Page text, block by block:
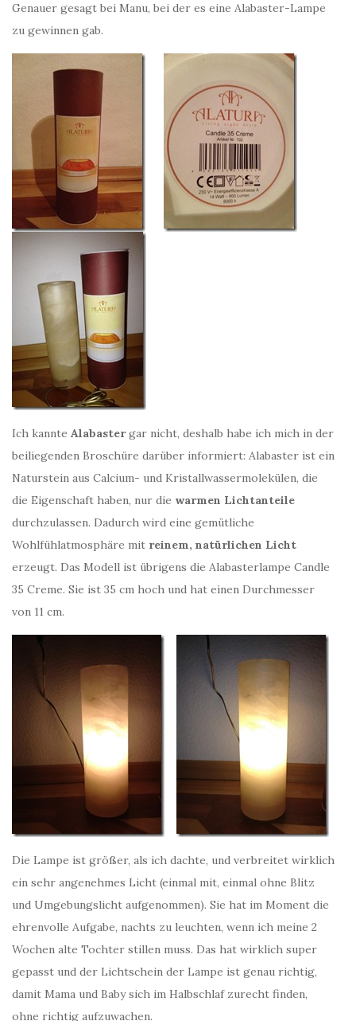
Genauer gesagt bei Manu, bei der es eine Alabaster-Lampe
zu gewinnen gab.
Ich kannte Alabastergar nicht, deshalb habe ich mich in der
beiliegenden Broschüre darüber informiert: Alabaster ist ein
Naturstein aus Calcium- und Kristallwassermolekülen, die
die Eigenschaft haben, nur die warmen Lichtanteile
durchzulassen. Dadurch wird eine gemütliche
Wohlfühlatmosphäre mit reinem, natürlichen Licht
erzeugt. Das Modell ist übrigens die Alabasterlampe Candle
35 Creme. Sie ist 35 cm hoch und hat einen Durchmesser
von 11 cm.
Die Lampe ist größer, als ich dachte, und verbreitet wirklich
ein sehr angenehmes Licht (einmal mit, einmal ohne Blitz
und Umgebungslicht aufgenommen). Sie hat im Moment die
ehrenvolle Aufgabe, nachts zu leuchten, wenn ich meine 2
Wochen alte Tochter stillen muss. Das hat wirklich super
gepasst und der Lichtschein der Lampe ist genau richtig,
damit Mama und Baby sich im Halbschlaf zurecht finden,
ohne richtig aufzuwachen.